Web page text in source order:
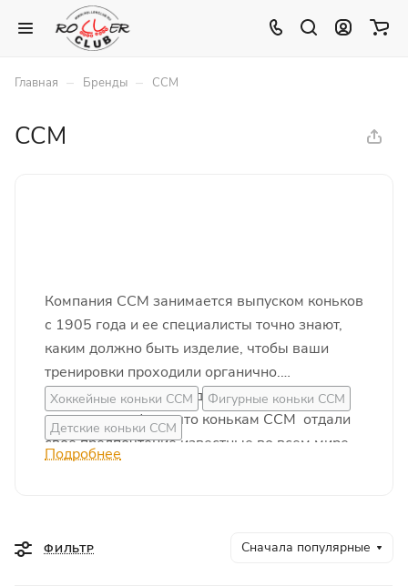
Главная – Бренды – CCM
CCM
Компания ССМ занимается выпуском коньков
с 1905 года и ее специалисты точно знают,
каким должно быть изделие, чтобы ваши
тренировки проходили органично.
Красноречивым тому доказательством
является тот факт, что конькам CCM отдали
свое предпочтение известные во всем мире
хоккеисты команд NHL.
Хоккейные коньки CCM
Фигурные коньки CCM
Детские коньки CCM
Подробнее
ФИЛЬТР Сначала популярные